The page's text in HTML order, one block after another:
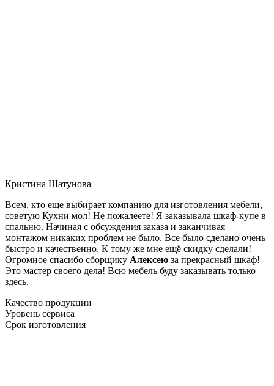
Кристина Шатунова
Всем, кто еще выбирает компанию для изготовления мебели,
советую Кухни мол! Не пожалеете! Я заказывала шкаф-купе в
спальню. Начиная с обсуждения заказа и заканчивая
монтажом никаких проблем не было. Все было сделано очень
быстро и качественно. К тому же мне ещё скидку сделали!
Огромное спасибо сборщику Алексею за прекрасный шкаф!
Это мастер своего дела! Всю мебель буду заказывать только
здесь.
Качество продукции
Уровень сервиса
Срок изготовления